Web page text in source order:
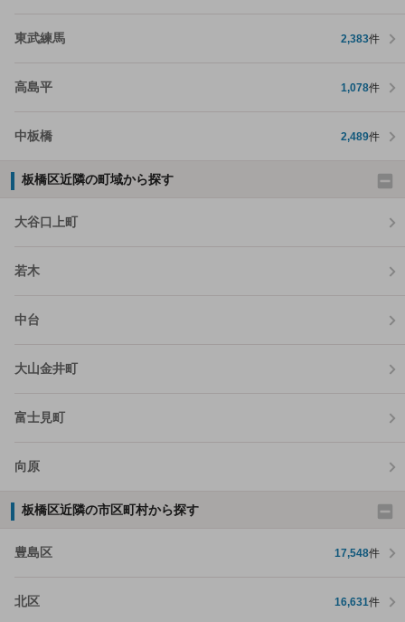
東武練馬 2,383件
高島平 1,078件
中板橋 2,489件
板橋区近隣の町域から探す
大谷口上町
若木
中台
大山金井町
富士見町
向原
板橋区近隣の市区町村から探す
豊島区 17,548件
北区 16,631件